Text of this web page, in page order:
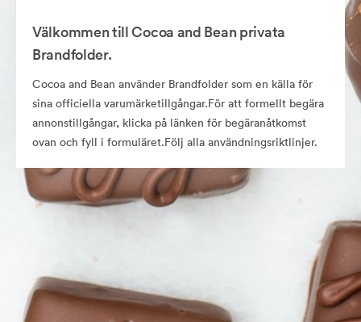
Välkommen till Cocoa and Bean privata
Brandfolder.
Cocoa and Bean använder Brandfolder som en källa för
sina officiella varumärketillgångar.För att formellt begära
annonstillgångar, klicka på länken för begäranåtkomst
ovan och fyll i formuläret.Följ alla användningsriktlinjer.